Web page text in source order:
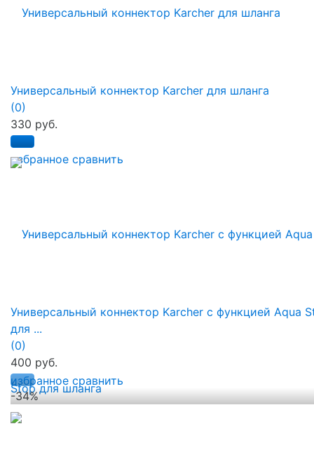
избранное сравнить
Универсальный коннектор Karcher для шланга
(0)
330 руб.
избранное сравнить
Универсальный коннектор Karcher с функцией Aqua
для ...
(0)
400 руб.
-34%